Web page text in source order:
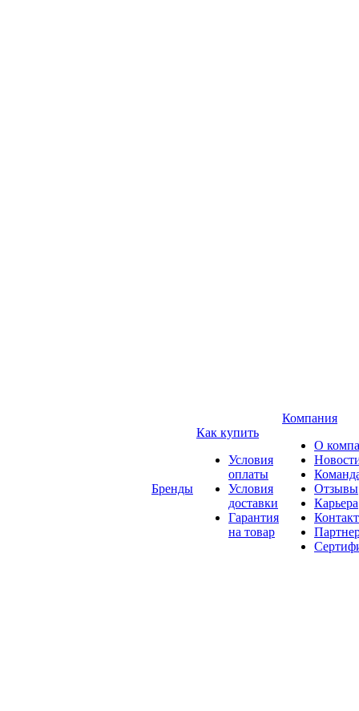
Бренды
Как купить
Условия
оплаты
Условия
доставки
Гарантия
на товар
Компания
О
Отзывы
Карьера